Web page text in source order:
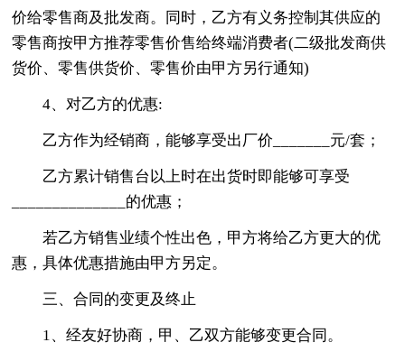
价给零售商及批发商。同时，乙方有义务控制其供应的
零售商按甲方推荐零售价售给终端消费者(二级批发商供
货价、零售供货价、零售价由甲方另行通知)
4、对乙方的优惠:
乙方作为经销商，能够享受出厂价_______元/套；
乙方累计销售台以上时在出货时即能够可享受
______________的优惠；
若乙方销售业绩个性出色，甲方将给乙方更大的优
惠，具体优惠措施由甲方另定。
三、合同的变更及终止
1、经友好协商，甲、乙双方能够变更合同。